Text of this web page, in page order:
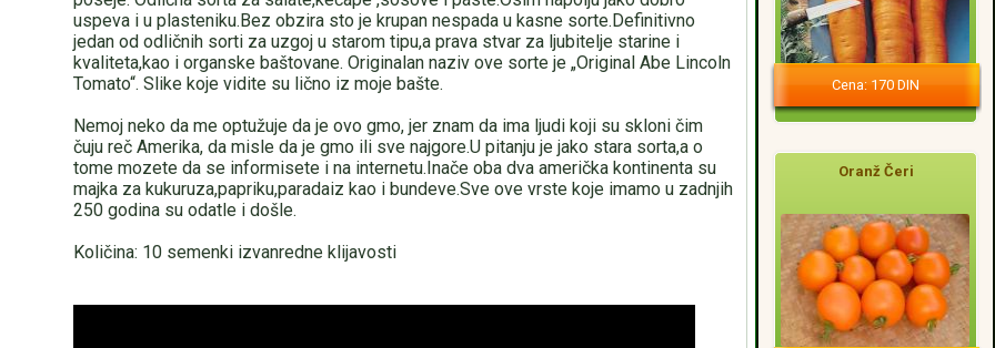
uspeva i u plasteniku.Bez obzira sto je krupan nespada u kasne sorte.Definitivno
jedan od odličnih sorti za uzgoj u starom tipu,a prava stvar za ljubitelje starine i
kvaliteta,kao i organske baštovane. Originalan naziv ove sorte je „Original Abe Lincoln
Tomato“. Slike koje vidite su lično iz moje bašte.
Nemoj neko da me optužuje da je ovo gmo, jer znam da ima ljudi koji su skloni čim
čuju reč Amerika, da misle da je gmo ili sve najgore.U pitanju je jako stara sorta,a o
tome mozete da se informisete i na internetu.Inače oba dva američka kontinenta su
majka za kukuruza,papriku,paradaiz kao i bundeve.Sve ove vrste koje imamo u zadnjih
250 godina su odatle i došle.
Količina: 10 semenki izvanredne klijavosti
Cena: 170 DIN
Oranž Čeri